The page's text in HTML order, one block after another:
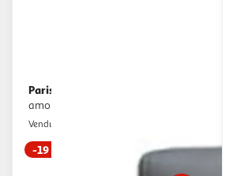
Paris Prix
Vendu par
-19 %
Livraison dès 1/2 semaines